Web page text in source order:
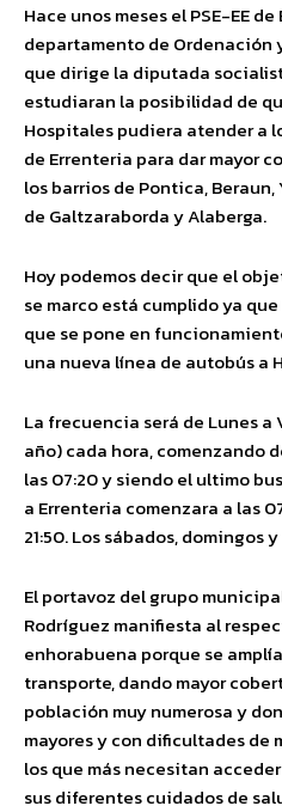
Hace unos meses el PSE-EE de
departamento de
que dirige la diputada
estudiaran la posibilidad de
Hospitales pudiera atender a
de Errenteria para dar mayor
los barrios de Pontica,Beraun,
de GaltzarabordayAlaberga.
Hoy podemos decir que el
se marcoestá cumplido ya que
que se pone en
una nueva línea de autobús a
La frecuencia será de Lunes
año) cada hora,comenzando
las 07:20 y siendo el ultimo
a Errenteria comenzara a las
21:50.Los sábados, domingos
El portavoz del grupo
Rodríguez manifiesta al
enhorabuena porque se
transporte, dando mayor
población muynumerosa y
mayores y con dificultades de
los que más necesitan
susdiferentescuidados de